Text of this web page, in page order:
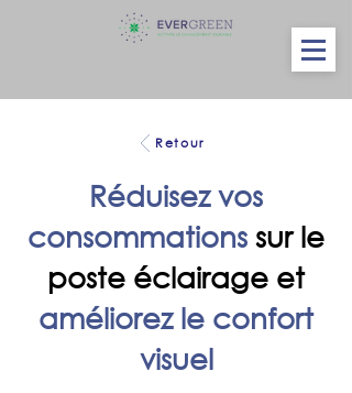
Retour
Réduisez vos
consommations sur le
poste éclairage et
améliorez le confort
visuel